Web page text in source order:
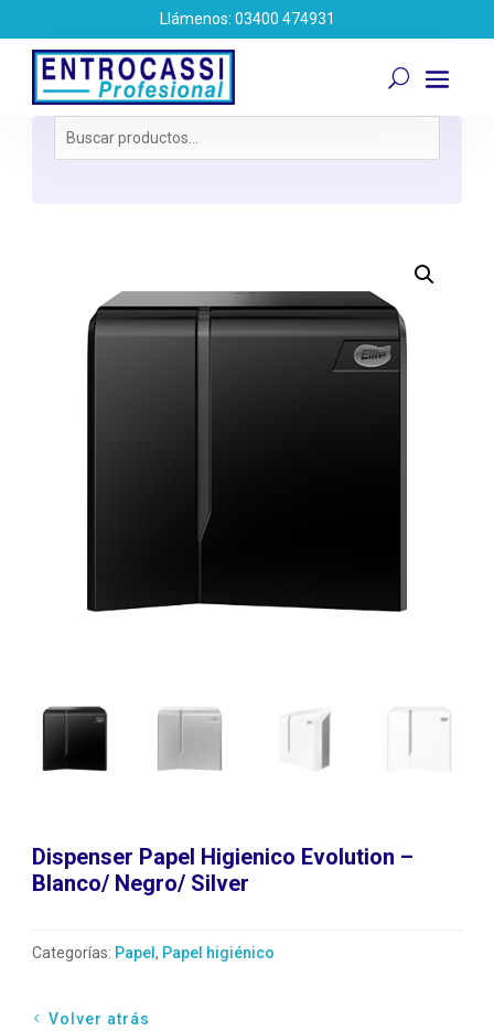
Llámenos: 03400 474931
Dispenser Papel Higienico Evolution –
Blanco/ Negro/ Silver
Categorías: Papel, Papel higiénico
Volver atrás